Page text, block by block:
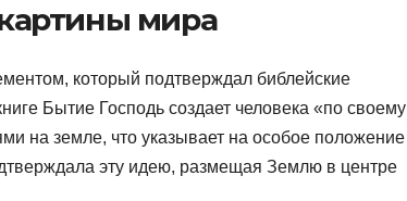
мира
который подтверждал библейские
Бытие Господь создает человека «по своему
на земле, что указывает на особое положение
эту идею, размещая Землю в центре